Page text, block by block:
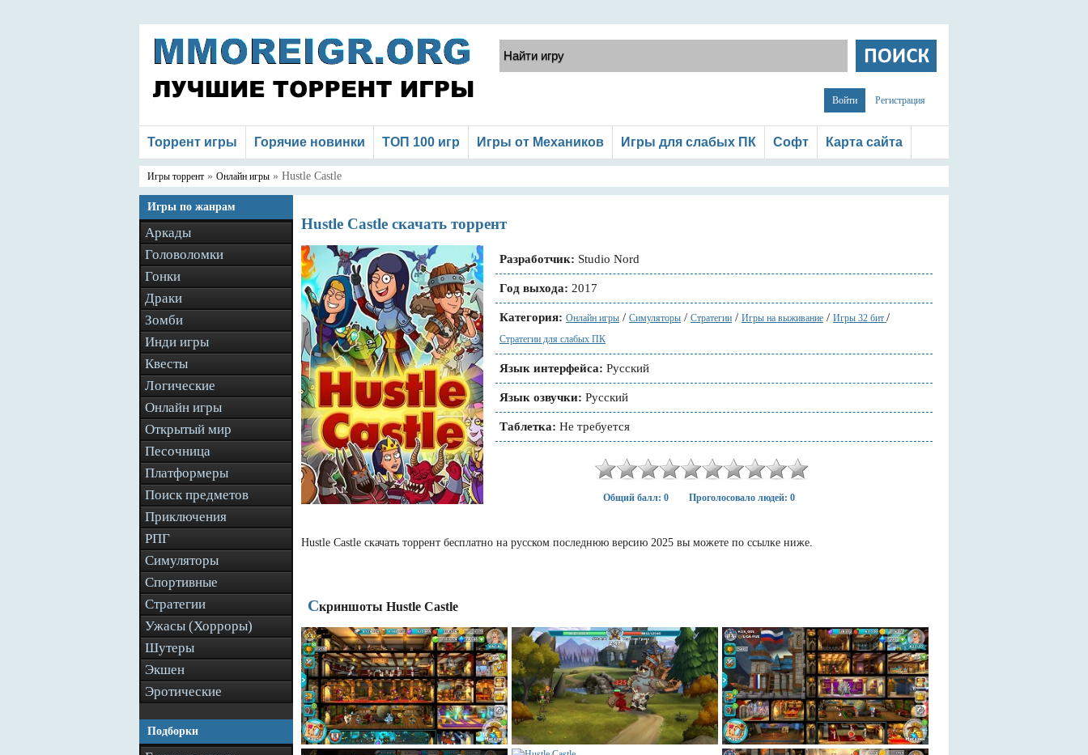
Войти Регистрация
Торрент игры Горячие новинки ТОП 100 игр Игры от Механиков Игры для слабых ПК Софт Карта сайта
Игры торрент » Онлайн игры » Hustle Castle
Игры по жанрам
Аркады
Головоломки
Гонки
Драки
Зомби
Инди игры
Квесты
Логические
Онлайн игры
Открытый мир
Песочница
Платформеры
Поиск предметов
Приключения
РПГ
Симуляторы
Спортивные
Стратегии
Ужасы (Хорроры)
Шутеры
Экшен
Эротические
Подборки
Hustle Castle скачать торрент
Разработчик: Studio Nord
Год выхода: 2017
Категория: Онлайн игры / Симуляторы / Стратегии / Игры на выживание / Игры 32 бит /
Стратегии для слабых ПК
Язык интерфейса: Русский
Язык озвучки: Русский
Таблетка: Не требуется
Общий балл: 0 Проголосовало людей: 0
Hustle Castle скачать торрент бесплатно на русском последнюю версию 2025 вы можете по ссылке ниже.
Скриншоты Hustle Castle